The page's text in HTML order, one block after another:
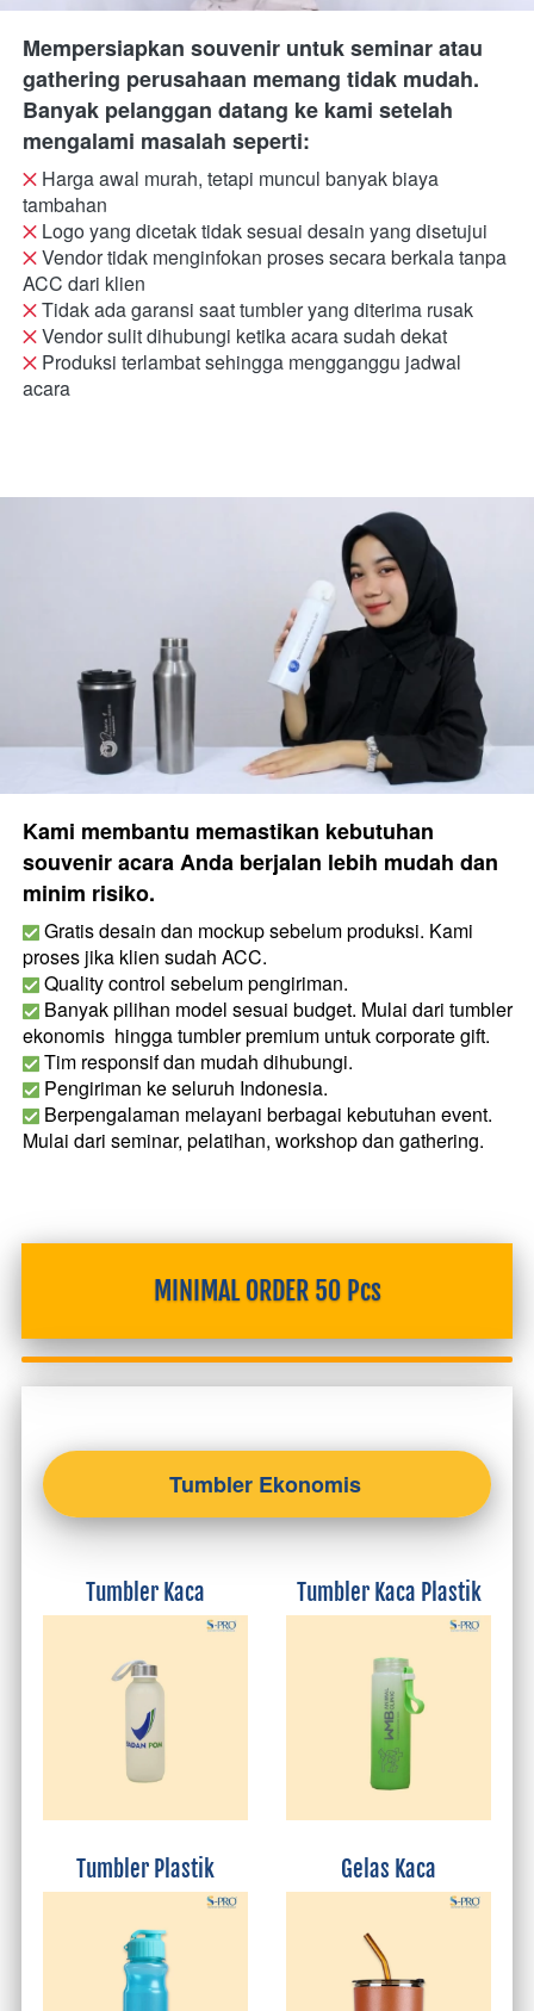
Mempersiapkan souvenir untuk seminar atau
gathering perusahaan memang tidak mudah.
Banyak pelanggan datang ke kami setelah
mengalami masalah seperti:
Harga awal murah, tetapi muncul banyak biaya
tambahan
Logo yang dicetak tidak sesuai desain yang disetujui
Vendor tidak menginfokan proses secara berkala tanpa
ACC dari klien
Tidak ada garansi saat tumbler yang diterima rusak
Vendor sulit dihubungi ketika acara sudah dekat
Produksi terlambat sehingga mengganggu jadwal
acara
Kami membantu memastikan kebutuhan
souvenir acara Anda berjalan lebih mudah dan
minim risiko.
Gratis desain dan mockup sebelum produksi. Kami
proses jika klien sudah ACC.
Quality control sebelum pengiriman.
Banyak pilihan model sesuai budget. Mulai dari tumbler
ekonomis  hingga tumbler premium untuk corporate gift.
Tim responsif dan mudah dihubungi.
Pengiriman ke seluruh Indonesia.
Berpengalaman melayani berbagai kebutuhan event.
Mulai dari seminar, pelatihan, workshop dan gathering.
MINIMAL ORDER 50 Pcs
Tumbler Ekonomis
Tumbler Kaca Tumbler Kaca Plastik
Tumbler Plastik Gelas Kaca